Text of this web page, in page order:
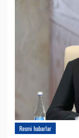
Resmi habarlar